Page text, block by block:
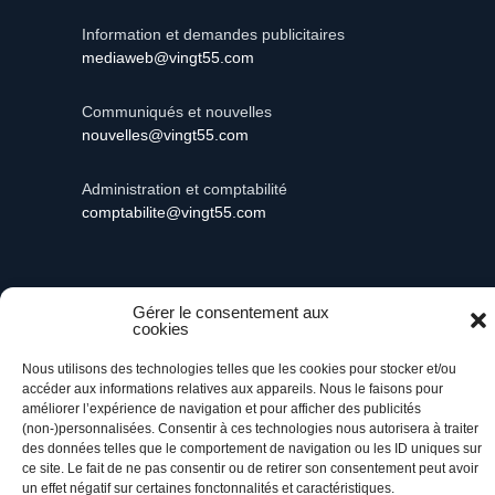
Gérer le consentement aux
cookies
Nous utilisons des technologies telles que les cookies pour stocker et/ou
accéder aux informations relatives aux appareils. Nous le faisons pour
améliorer l’expérience de navigation et pour afficher des publicités
(non-)personnalisées. Consentir à ces technologies nous autorisera à traiter
des données telles que le comportement de navigation ou les ID uniques sur
ce site. Le fait de ne pas consentir ou de retirer son consentement peut avoir
un effet négatif sur certaines fonctonnalités et caractéristiques.
Information et demandes publicitaires
mediaweb@vingt55.com
Communiqués et nouvelles
nouvelles@vingt55.com
Administration et comptabilité
comptabilite@vingt55.com
Vingt55©Propulsé par Versom VR
Retour à l’accueil